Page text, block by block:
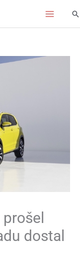
prošel
dostal